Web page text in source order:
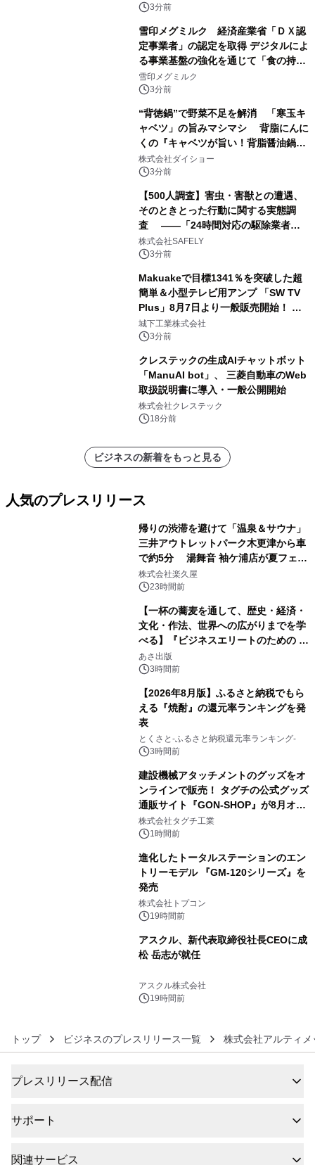
3分前
雪印メグミルク 経済産業省「ＤＸ認
定事業者」の認定を取得 デジタルによ
る事業基盤の強化を通じて「食の持続
性」を実現
雪印メグミルク
3分前
“背徳鍋”で野菜不足を解消 「寒玉キ
ャベツ」の旨みマシマシ 背脂にんに
くの『キャベツが旨い！背脂醤油鍋ス
ープ』発売
株式会社ダイショー
3分前
【500人調査】害虫・害獣との遭遇、
そのときとった行動に関する実態調
査 ――「24時間対応の駆除業者」
の存在、70.8％が知らなかった――
株式会社SAFELY
3分前
Makuakeで目標1341％を突破した超
簡単＆小型テレビ用アンプ 「SW TV
Plus」8月7日より一般販売開始！ ケ
ーブル1本つなぐだけ、テレビの音が
ぐっと豊かに
城下工業株式会社
3分前
クレステックの生成AIチャットボット
「ManuAI bot」、 三菱自動車のWeb
取扱説明書に導入・一般公開開始
株式会社クレステック
18分前
ビジネスの新着をもっと見る
人気のプレスリリース
帰りの渋滞を避けて「温泉＆サウナ」
三井アウトレットパーク木更津から車
で約5分 湯舞音 袖ケ浦店が夏フェア
メニューを提供
株式会社楽久屋
23時間前
【一杯の蕎麦を通して、歴史・経済・
文化・作法、世界への広がりまでを学
べる】『ビジネスエリートのための 教
養としての蕎麦』2026年8月25日
（火）発売
あさ出版
3時間前
【2026年8月版】ふるさと納税でもら
える『焼酎』の還元率ランキングを発
表
とくさと-ふるさと納税還元率ランキング-
3時間前
建設機械アタッチメントのグッズをオ
ンラインで販売！ タグチの公式グッズ
通販サイト『GON-SHOP』が8月オー
プン
株式会社タグチ工業
1時間前
進化したトータルステーションのエン
トリーモデル 『GM-120シリーズ』を
発売
株式会社トプコン
19時間前
アスクル、新代表取締役社長CEOに成
松 岳志が就任
アスクル株式会社
19時間前
トップ ビジネスのプレスリリース一覧 株式会社アルティメ
プレスリリース配信
サポート
関連サービス